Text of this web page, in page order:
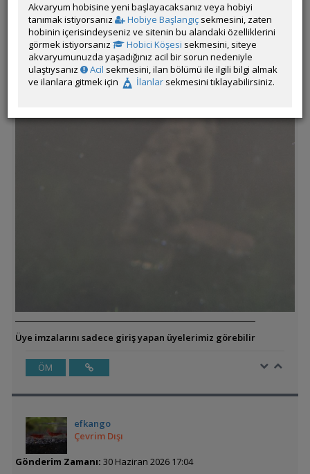
Üye imzalarını sadece giriş yapan üyelerimiz görebilir
ÖM
efkango
Çevrim Dışı
Gönderim Zamanı: 30 Haziran 2026 17:04
Akvaryum hobisine yeni başlayacaksanız veya hobiyi
tanımak istiyorsanız
Hobiye Başlangıç sekmesini, zaten
hobinin içerisindeyseniz ve sitenin bu alandaki özelliklerini
görmek istiyorsanız
Hobici Köşesi sekmesini, siteye
akvaryumunuzda yaşadığınız acil bir sorun nedeniyle
ulaştıysanız
Acil sekmesini, ilan bölümü ile ilgili bilgi almak
ve ilanlara gitmek için
İlanlar sekmesini tıklayabilirsiniz.